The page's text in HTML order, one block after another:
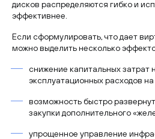
дисков распределяются гибко и
эффективнее.
Если сформулировать, что дает
можно выделить несколько
снижение капитальных затрат
эксплуатационных расходов
возможность быстро
закупки дополнительного
упрощенное управление